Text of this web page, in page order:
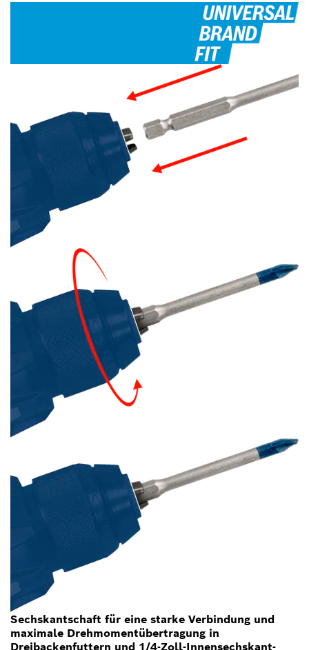
Sechskantschaft für eine starke Verbindung und
maximale Drehmomentübertragung in
Dreibackenfuttern und 1/4-Zoll-Innensechskant-